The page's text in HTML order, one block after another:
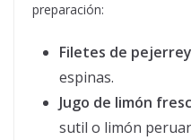
preparación:
Filetes de
espinas.
Jugo de limón
sutil o limón